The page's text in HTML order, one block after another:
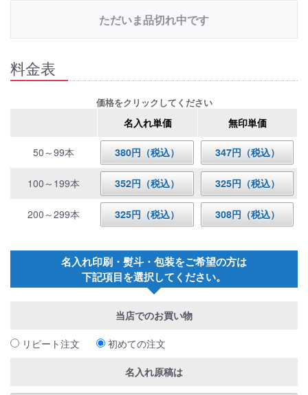
ただいま品切れ中です
料金表
価格をクリックしてください
名入れ単価 無印単価
50～99本 380円（税込） 347円（税込）
100～199本 352円（税込） 325円（税込）
200～299本 325円（税込） 308円（税込）
名入れ印刷・熨斗・包装をご希望の方は
下記項目を選択してください。
当店でのお買い物
リピート注文 初めての注文
名入れ原稿は